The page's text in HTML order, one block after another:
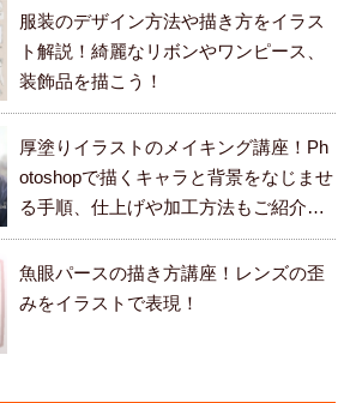
服装のデザイン方法や描き方をイラス
ト解説！綺麗なリボンやワンピース、
装飾品を描こう！
厚塗りイラストのメイキング講座！Ph
otoshopで描くキャラと背景をなじませ
る手順、仕上げや加工方法もご紹介し
ます。
魚眼パースの描き方講座！レンズの歪
みをイラストで表現！